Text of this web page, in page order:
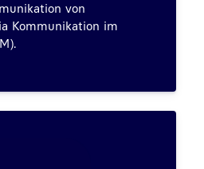
von
Kommunikation im